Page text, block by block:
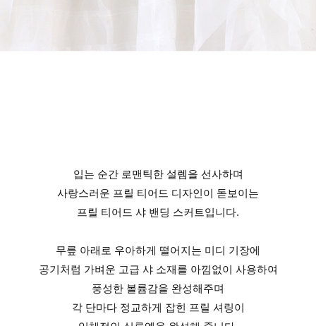
입는 순간 로맨틱한 설렘을 선사하며
사랑스러운 프릴 티어드 디자인이 돋보이는
프릴 티어드 샤 밴딩 스커트입니다.
무릎 아래로 우아하게 떨어지는 미디 기장에
공기처럼 가벼운 고급 샤 소재를 아낌없이 사용하여
풍성한 볼륨감을 완성해주며
각 단마다 정교하게 잡힌 프릴 셔링이